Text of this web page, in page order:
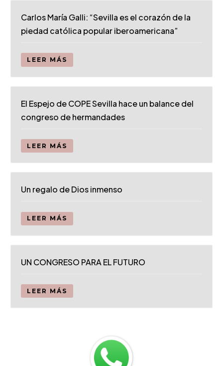
Carlos María Galli: “Sevilla es el corazón de la
piedad católica popular iberoamericana”
LEER MÁS
El Espejo de COPE Sevilla hace un balance del
congreso de hermandades
LEER MÁS
Un regalo de Dios inmenso
LEER MÁS
UN CONGRESO PARA EL FUTURO
LEER MÁS